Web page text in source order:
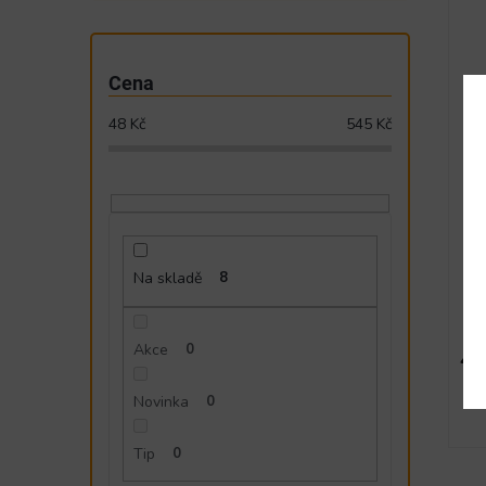
Cena
48 Kč 545 Kč
Na skladě 8
Akce 0
Novinka 0
Tip 0